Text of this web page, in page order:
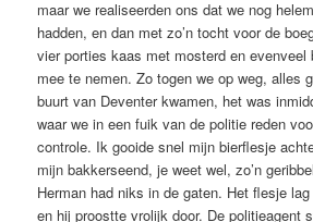
maar we realiseerden ons dat we nog
hadden, en dan met zo’n tocht voor de
vier porties kaas met mosterd en evenveel
mee te nemen. Zo togen we op weg, alles
buurt van Deventer kwamen, het was
waar we in een fuik van de politie reden
controle. Ik gooide snel mijn bierflesje
mijn bakkerseend, je weet wel, zo’n
Herman had niks in de gaten. Het flesje
en hij proostte vrolijk door. De politieagent